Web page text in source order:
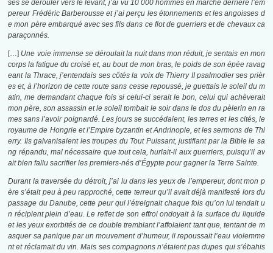
sés se dérouler vers le levant, j’ai vu 10 000 hommes en marche derrière l’em
pereur Frédéric Barberousse et j’ai perçu les étonnements et les angoisses d
e mon père embarqué avec ses fils dans ce flot de guerriers et de chevaux ca
paraçonnés.
[…] Une voie immense se déroulait la nuit dans mon réduit, je sentais en mon
corps la fatigue du croisé et, au bout de mon bras, le poids de son épée ravag
eant la Thrace, j’entendais ses côtés la voix de Thierry II psalmodier ses prièr
es et, à l’horizon de cette route sans cesse repoussé, je guettais le soleil du m
atin, me demandant chaque fois si celui-ci serait le bon, celui qui achèverait
mon père, son assassin et le soleil tombait le soir dans le dos du pèlerin en ra
mes sans l’avoir poignardé. Les jours se succédaient, les terres et les cités, le
royaume de Hongrie et l’Empire byzantin et Andrinople, et les sermons de Thi
erry. Ils galvanisaient les troupes du Tout Puissant, justifiant par la Bible le sa
ng répandu, mal nécessaire que tout cela, hurlait-il aux guerriers, puisqu’il av
ait bien fallu sacrifier les premiers-nés d’Égypte pour gagner la Terre Sainte.
Durant la traversée du détroit, j’ai lu dans les yeux de l’empereur, dont mon p
ère s’était peu à peu rapproché, cette terreur qu’il avait déjà manifesté lors du
passage du Danube, cette peur qui l’étreignait chaque fois qu’on lui tendait u
n récipient plein d’eau. Le reflet de son effroi ondoyait à la surface du liquide
et les yeux exorbités de ce double tremblant l’affolaient tant que, tentant de m
asquer sa panique par un mouvement d’humeur, il repoussait l’eau violemme
nt et réclamait du vin. Mais ses compagnons n’étaient pas dupes qui s’ébahis